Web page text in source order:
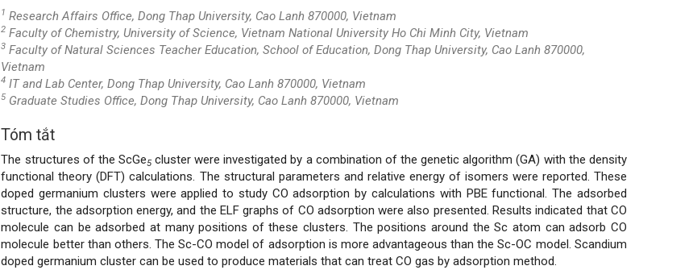
1 Research Affairs Office, Dong Thap University, Cao Lanh 870000, Vietnam
2 Faculty of Chemistry, University of Science, Vietnam National University Ho Chi Minh City, Vietnam
3 Faculty of Natural Sciences Teacher Education, School of Education, Dong Thap University, Cao Lanh 870000,
Vietnam
4 IT and Lab Center, Dong Thap University, Cao Lanh 870000, Vietnam
5 Graduate Studies Office, Dong Thap University, Cao Lanh 870000, Vietnam
Nội
dung
chính
của
Tóm tắt
The structures of the ScGe5cluster were investigated by a combination of the genetic algorithm (GA) with the density
functional theory (DFT) calculations. The structural parameters and relative energy of isomers were reported. These
doped germanium clusters were applied to study CO adsorption by calculations with PBE functional. The adsorbed
structure, the adsorption energy, and the ELF graphs of CO adsorption were also presented. Results indicated that CO
molecule can be adsorbed at many positions of these clusters. The positions around the Sc atom can adsorb CO
molecule better than others. The Sc-CO model of adsorption is more advantageous than the Sc-OC model. Scandium
doped germanium cluster can be used to produce materials that can treat CO gas by adsorption method.